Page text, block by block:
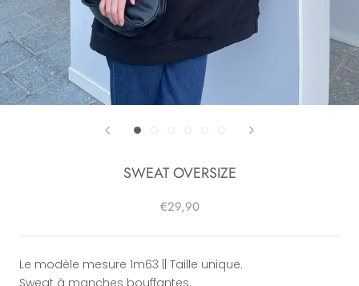
SWEAT OVERSIZE
€29,90
Le modèle mesure 1m63 || Taille unique.
Sweat à manches bouffantes.